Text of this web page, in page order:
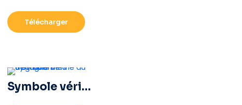
Télécharger
Symbole vérifié du dégradé bleu Instagram